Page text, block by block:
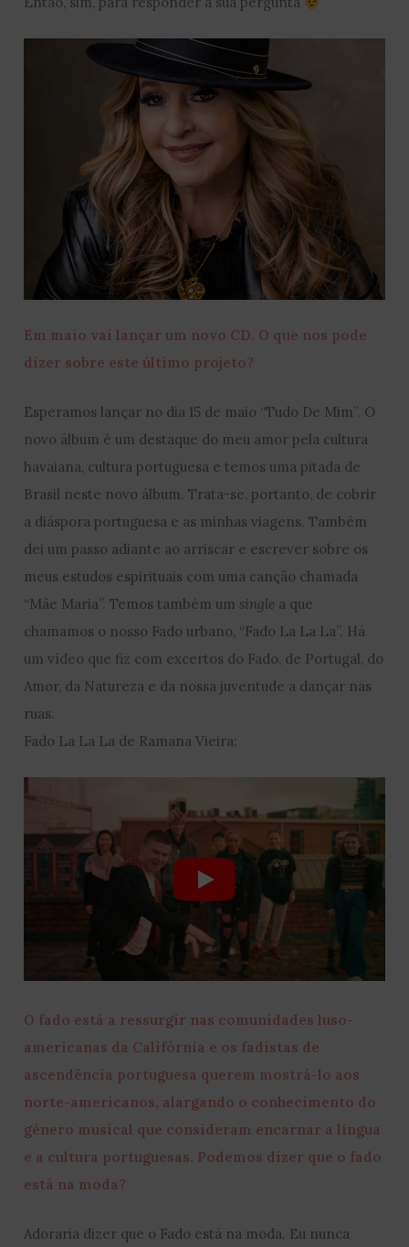
Em maio vai lançar um novo CD. O que nos pode
dizer sobre este último projeto?
Esperamos lançar no dia 15 de maio “Tudo De Mim”. O
novo álbum é um destaque do meu amor pela cultura
havaiana, cultura portuguesa e temos uma pitada de
Brasil neste novo álbum. Trata-se, portanto, de cobrir
a diáspora portuguesa e as minhas viagens. Também
dei um passo adiante ao arriscar e escrever sobre os
meus estudos espirituais com uma canção chamada
“Mãe Maria”. Temos também um single a que
chamamos o nosso Fado urbano, “Fado La La La”. Há
um vídeo que fiz com excertos do Fado, de Portugal, do
Amor, da Natureza e da nossa juventude a dançar nas
ruas.
Fado La La La de Ramana Vieira:
O fado está a ressurgir nas comunidades luso-
americanas da Califórnia e os fadistas de
ascendência portuguesa querem mostrá-lo aos
norte-americanos, alargando o conhecimento do
género musical que consideram encarnar a língua
e a cultura portuguesas. Podemos dizer que o fado
está na moda?
Adoraria dizer que o Fado está na moda. Eu nunca